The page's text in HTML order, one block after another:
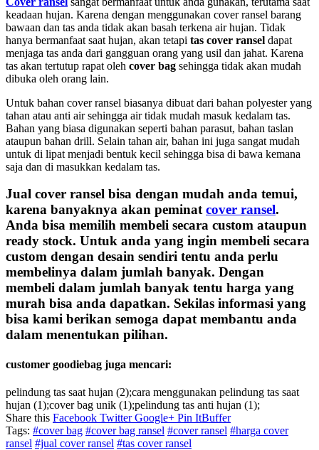
keadaan hujan. Karena dengan menggunakan cover ransel barang
bawaan dan tas anda tidak akan basah terkena air hujan. Tidak
hanya bermanfaat saat hujan, akan tetapi tas cover ransel dapat
menjaga tas anda dari gangguan orang yang usil dan jahat. Karena
tas akan tertutup rapat oleh cover bag sehingga tidak akan mudah
dibuka oleh orang lain.
Untuk bahan cover ransel biasanya dibuat dari bahan polyester yang
tahan atau anti air sehingga air tidak mudah masuk kedalam tas.
Bahan yang biasa digunakan seperti bahan parasut, bahan taslan
ataupun bahan drill. Selain tahan air, bahan ini juga sangat mudah
untuk di lipat menjadi bentuk kecil sehingga bisa di bawa kemana
saja dan di masukkan kedalam tas.
Jual cover ransel bisa dengan mudah anda temui,
karena banyaknya akan peminatcover ransel.
Anda bisa memilih membeli secara custom ataupun
ready stock. Untuk anda yang ingin membeli secara
custom dengan desain sendiri tentu anda perlu
membelinya dalam jumlah banyak. Dengan
membeli dalam jumlah banyak tentu harga yang
murah bisa anda dapatkan. Sekilas informasi yang
bisa kami berikan semoga dapat membantu anda
dalam menentukan pilihan.
customer goodiebag juga mencari:
pelindung tas saat hujan (2);cara menggunakan pelindung tas saat
hujan (1);cover bag unik (1);pelindung tas anti hujan (1);
Share this Facebook TwitterGoogle+ Pin ItBuffer
Tags: #cover bag #cover bag ransel #cover ransel #harga cover
ransel #jual cover ransel #tas cover ransel